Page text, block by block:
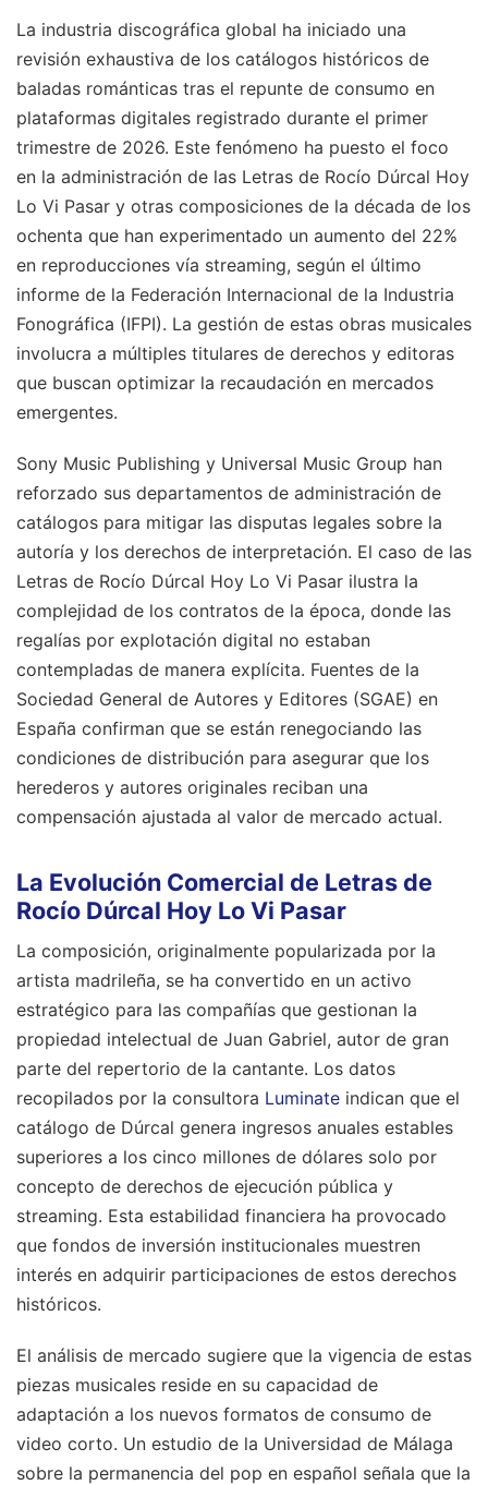
La industria discográfica global ha iniciado una
revisión exhaustiva de los catálogos históricos de
baladas románticas tras el repunte de consumo en
plataformas digitales registrado durante el primer
trimestre de 2026. Este fenómeno ha puesto el foco
en la administración de las Letras de Rocío Dúrcal Hoy
Lo Vi Pasar y otras composiciones de la década de los
ochenta que han experimentado un aumento del 22%
en reproducciones vía streaming, según el último
informe de la Federación Internacional de la Industria
Fonográfica (IFPI). La gestión de estas obras musicales
involucra a múltiples titulares de derechos y editoras
que buscan optimizar la recaudación en mercados
emergentes.
Sony Music Publishing y Universal Music Group han
reforzado sus departamentos de administración de
catálogos para mitigar las disputas legales sobre la
autoría y los derechos de interpretación. El caso de las
Letras de Rocío Dúrcal Hoy Lo Vi Pasar ilustra la
complejidad de los contratos de la época, donde las
regalías por explotación digital no estaban
contempladas de manera explícita. Fuentes de la
Sociedad General de Autores y Editores (SGAE) en
España confirman que se están renegociando las
condiciones de distribución para asegurar que los
herederos y autores originales reciban una
compensación ajustada al valor de mercado actual.
La Evolución Comercial de Letras de
Rocío Dúrcal Hoy Lo Vi Pasar
La composición, originalmente popularizada por la
artista madrileña, se ha convertido en un activo
estratégico para las compañías que gestionan la
propiedad intelectual de Juan Gabriel, autor de gran
parte del repertorio de la cantante. Los datos
recopilados por la consultora Luminate indican que el
catálogo de Dúrcal genera ingresos anuales estables
superiores a los cinco millones de dólares solo por
concepto de derechos de ejecución pública y
streaming. Esta estabilidad financiera ha provocado
que fondos de inversión institucionales muestren
interés en adquirir participaciones de estos derechos
históricos.
El análisis de mercado sugiere que la vigencia de estas
piezas musicales reside en su capacidad de
adaptación a los nuevos formatos de consumo de
video corto. Un estudio de la Universidad de Málaga
sobre la permanencia del pop en español señala que la